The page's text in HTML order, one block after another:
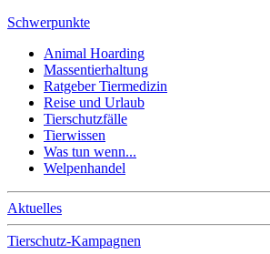
Schwerpunkte
Animal Hoarding
Massentierhaltung
Ratgeber Tiermedizin
Reise und Urlaub
Tierschutzfälle
Tierwissen
Was tun wenn...
Welpenhandel
Aktuelles
Tierschutz-Kampagnen